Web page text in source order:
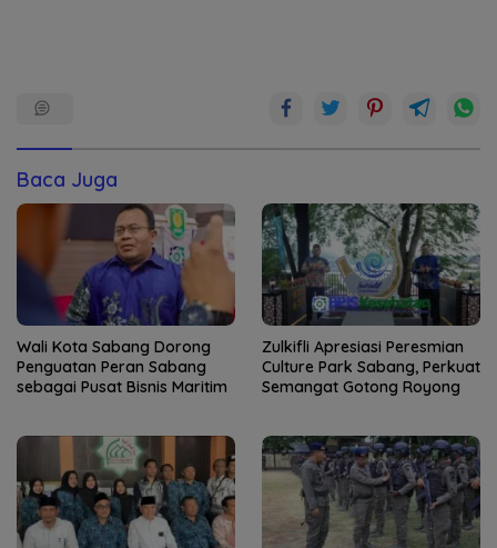
Baca Juga
Wali Kota Sabang Dorong
Penguatan Peran Sabang
sebagai Pusat Bisnis Maritim
Zulkifli Apresiasi Peresmian
Culture Park Sabang, Perkuat
Semangat Gotong Royong